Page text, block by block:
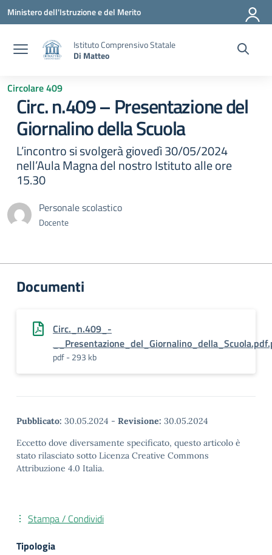
Vai ai contenuti
Vai al menu di navigazione
Vai al footer
Ministero dell'Istruzione e del Merito
Istituto Comprensivo Statale
Di Matteo
Circolare 409
Circ. n.409 – Presentazione del
Giornalino della Scuola
L’incontro si svolgerà giovedì 30/05/2024
nell’Aula Magna del nostro Istituto alle ore
15.30
Personale scolastico
Docente
Documenti
Circ._n.409_-
pdf - 293 kb
Pubblicato: 30.05.2024 - Revisione: 30.05.2024
Eccetto dove diversamente specificato, questo articolo è
stato rilasciato sotto Licenza Creative Commons
Attribuzione 4.0 Italia.
Stampa / Condividi
Tipologia